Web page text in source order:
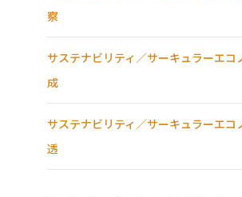
察
サステナビリティ／サーキュラーエコ
成
サステナビリティ／サーキュラーエコ
透